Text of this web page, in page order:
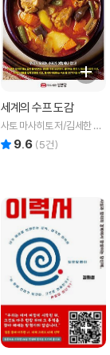
세계의 수프 도감
사토 마사히토 저/김세한 감
수/김희성 역
9.6 (5건)